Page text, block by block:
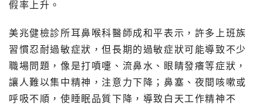
假率上升。
美兆健檢診所耳鼻喉科醫師成和平表示，許多上班族
習慣忍耐過敏症狀，但長期的過敏症狀可能導致不少
職場問題，像是打噴嚏、流鼻水、眼睛發癢等症狀，
讓人難以集中精神，注意力下降；鼻塞、夜間咳嗽或
呼吸不順，使睡眠品質下降，導致白天工作精神不